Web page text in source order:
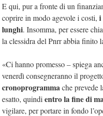
E qui, pur a fronte di un
coprire in modo agevole i costi, i
lunghi. Insomma, per essere
la clessidra del Pnrr abbia finito
«Ci hanno promesso – spiega
venerdì consegneranno il
cronoprogrammache prevede
esatto, quindi entro la fine di
vigilare, per portare in fondo